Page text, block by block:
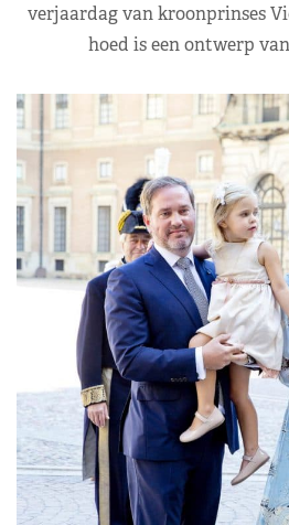
verjaardag van kroonprinses
hoed is een ontwerp